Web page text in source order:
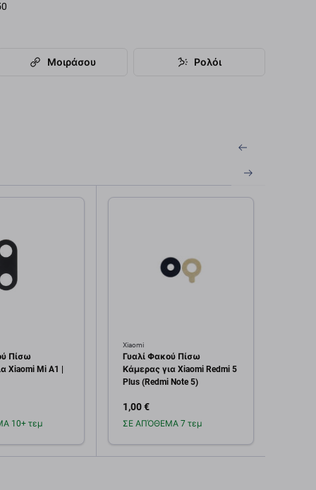
Μοιράσου Ρολόι
Πίσω
Xiaomi Mi A1 |
10+ τεμ
Xiaomi
Γυαλί Φακού Πίσω
Κάμερας για Xiaomi Redmi 5
Plus (Redmi Note 5)
1,00 €
ΣΕ ΑΠΌΘΕΜΑ 7 τεμ